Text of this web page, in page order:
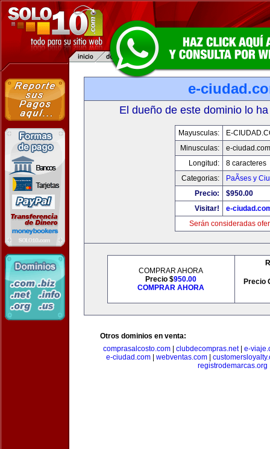
e-
El dueño de este dominio lo
Mayusculas:
E-
Minusculas:
e-ciudad.com
Longitud:
8 caracteres
Categorias:
PaÃ­ses y
Precio:
$950.00
Visitar!
e-
Serán consideradas
COMPRAR AHORA
Precio $950.00
COMPRAR AHORA
Precio
Otros dominios en venta:
comprasalcosto.com
clubdecompras.net| e-
e-ciudad.com| webventas.com|
registrodemarcas.org